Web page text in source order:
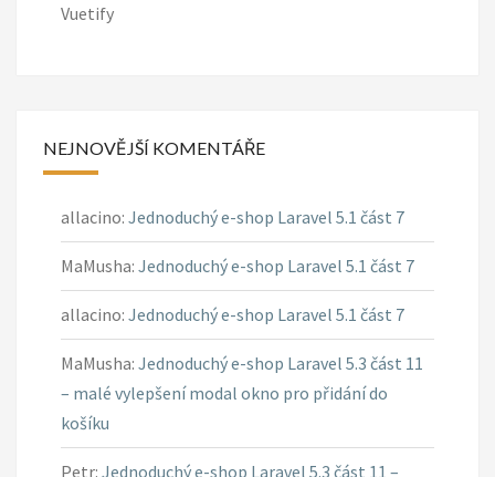
Vuetify
NEJNOVĚJŠÍ KOMENTÁŘE
allacino: Jednoduchý e-shop Laravel 5.1 část 7
MaMusha: Jednoduchý e-shop Laravel 5.1 část 7
allacino: Jednoduchý e-shop Laravel 5.1 část 7
MaMusha: Jednoduchý e-shop Laravel 5.3 část 11
– malé vylepšení modal okno pro přidání do
košíku
Petr: Jednoduchý e-shop Laravel 5.3 část 11 –